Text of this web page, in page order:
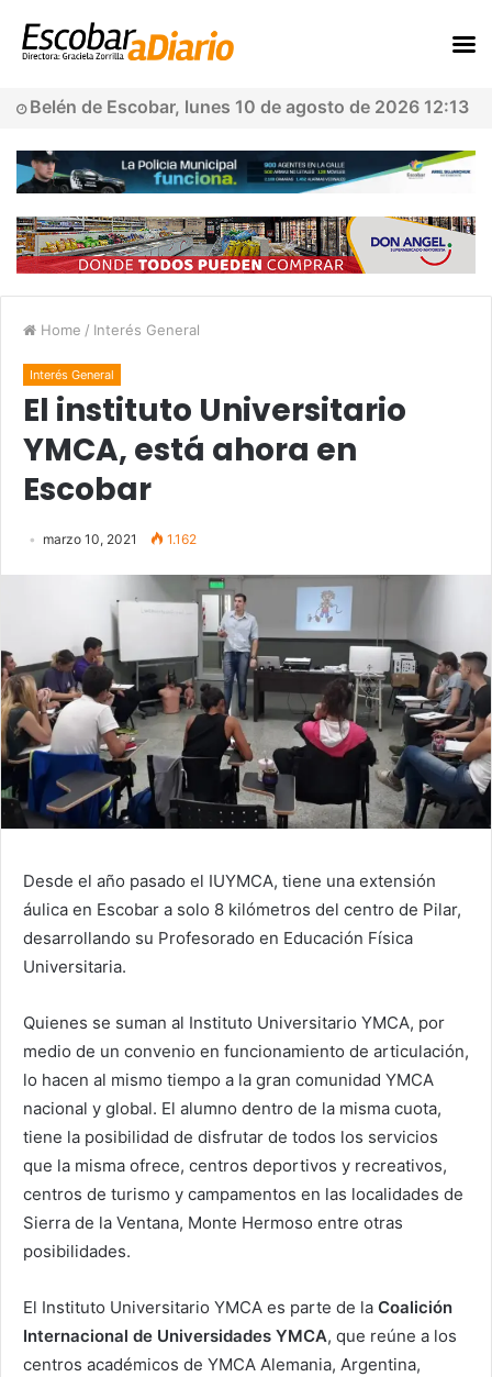
Belén de Escobar, lunes 10 de agosto de 2026 12:13
Home / Interés General
Interés General
El instituto Universitario
YMCA, está ahora en
Escobar
marzo 10, 2021 1.162
Desde el año pasado el IUYMCA, tiene una extensión
áulica en Escobar a solo 8 kilómetros del centro de Pilar,
desarrollando su Profesorado en Educación Física
Universitaria.
Quienes se suman al Instituto Universitario YMCA, por
medio de un convenio en funcionamiento de articulación,
lo hacen al mismo tiempo a la gran comunidad YMCA
nacional y global. El alumno dentro de la misma cuota,
tiene la posibilidad de disfrutar de todos los servicios
que la misma ofrece, centros deportivos y recreativos,
centros de turismo y campamentos en las localidades de
Sierra de la Ventana, Monte Hermoso entre otras
posibilidades.
El Instituto Universitario YMCA es parte de la Coalición
Internacional de Universidades YMCA, que reúne a los
centros académicos de YMCA Alemania, Argentina,